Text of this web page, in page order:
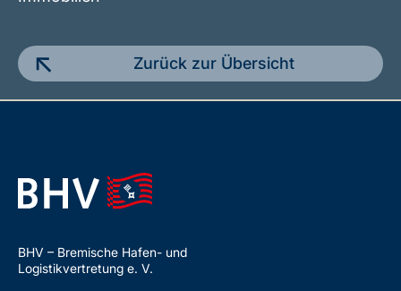
Zurück zur Übersicht
BHV – Bremische Hafen- und
Logistikvertretung e. V.